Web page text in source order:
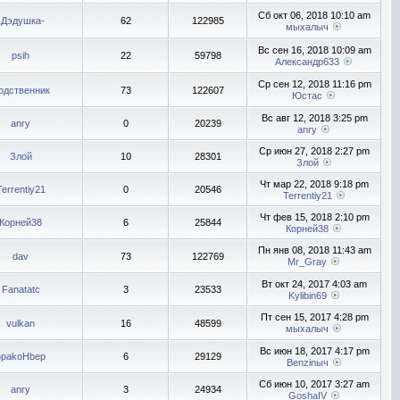
62 122985
Сб окт 06, 2018 10:10 am
мыхалыч
psih 22 59798
Вс сен 16, 2018 10:09 am
Александр633
73 122607
Ср сен 12, 2018 11:16 pm
Юстас
anry 0 20239
Вс авг 12, 2018 3:25 pm
anry
Злой 10 28301
Ср июн 27, 2018 2:27 pm
Злой
0 20546
Чт мар 22, 2018 9:18 pm
Terrentiy21
Корней38 6 25844
Чт фев 15, 2018 2:10 pm
Корней38
dav 73 122769
Пн янв 08, 2018 11:43 am
Mr_Gray
Fanatatc 3 23533
Вт окт 24, 2017 4:03 am
Kylibin69
vulkan 16 48599
Пт сен 15, 2017 4:28 pm
мыхалыч
6 29129
Вс июн 18, 2017 4:17 pm
Benzinыч
anry 3 24934
Сб июн 10, 2017 3:27 am
GoshaIV